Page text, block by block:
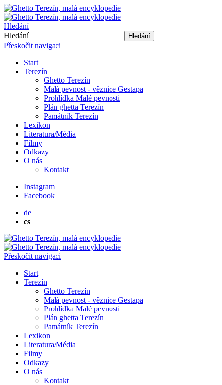
Hledání
Hledání
Hledání
Přeskočit navigaci
Start
Terezín
Ghetto Terezín
Malá pevnost - věznice Gestapa
Prohlídka Malé pevnosti
Plán ghetta Terezín
Památník Terezín
Lexikon
Literatura/Média
Filmy
Odkazy
O nás
Kontakt
Instagram
Facebook
de
cs
Přeskočit navigaci
Start
Terezín
Ghetto Terezín
Malá pevnost - věznice Gestapa
Prohlídka Malé pevnosti
Plán ghetta Terezín
Památník Terezín
Lexikon
Literatura/Média
Filmy
Odkazy
O nás
Kontakt